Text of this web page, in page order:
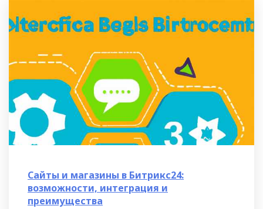
Сайты и магазины в Битрикс24:
возможности, интеграция и
преимущества